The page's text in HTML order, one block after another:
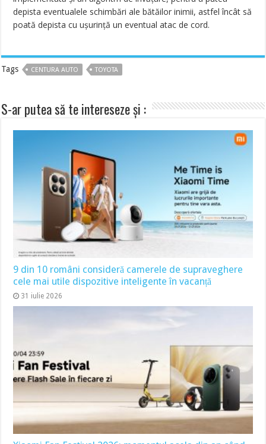
depista eventualele schimbări ale bătăilor inimii, astfel încât să
poată depista cu ușurință un eventual atac de cord.
Tags CENTURA AUTO TOYOTA
S-ar putea să te intereseze și :
9 din 10 români consideră camerele de supraveghere
cele mai utile dispozitive inteligente în vacanță
31 iulie 2026